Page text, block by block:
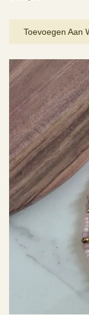
Toevoegen Aan